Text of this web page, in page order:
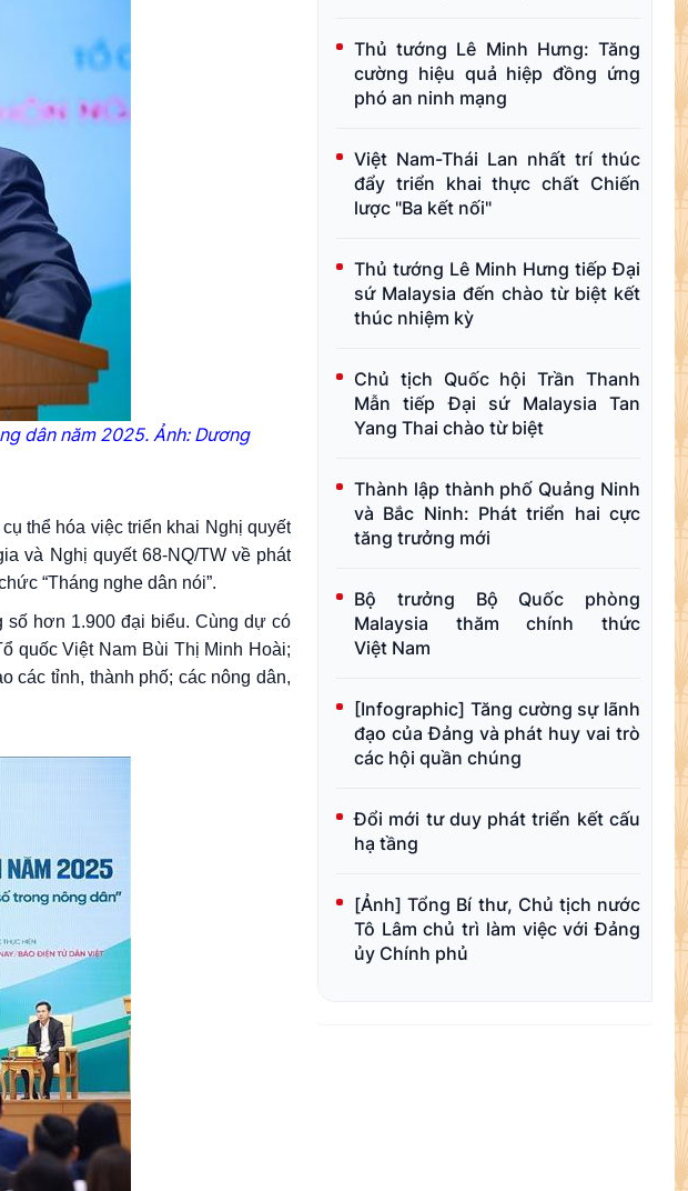
dân năm 2025. Ảnh: Dương
thể hóa việc triển khai Nghị quyết
và Nghị quyết 68-NQ/TW về phát
“Tháng nghe dân nói”.
hơn 1.900 đại biểu. Cùng dự có
quốc Việt Nam Bùi Thị Minh Hoài;
các tỉnh, thành phố; các nông dân,
Thủ tướng Lê Minh Hưng: Tăng
cường hiệu quả hiệp đồng ứng
phó an ninh mạng
Việt Nam-Thái Lan nhất trí thúc
đẩy triển khai thực chất Chiến
lược "Ba kết nối"
Thủ tướng Lê Minh Hưng tiếp Đại
sứ Malaysia đến chào từ biệt kết
thúc nhiệm kỳ
Chủ tịch Quốc hội Trần Thanh
Mẫn tiếp Đại sứ Malaysia Tan
Yang Thai chào từ biệt
Thành lập thành phố Quảng Ninh
và Bắc Ninh: Phát triển hai cực
tăng trưởng mới
Bộ trưởng Bộ Quốc phòng
Malaysia thăm chính thức
Việt Nam
[Infographic] Tăng cường sự lãnh
đạo của Đảng và phát huy vai trò
các hội quần chúng
Đổi mới tư duy phát triển kết cấu
hạ tầng
[Ảnh] Tổng Bí thư, Chủ tịch nước
Tô Lâm chủ trì làm việc với Đảng
ủy Chính phủ